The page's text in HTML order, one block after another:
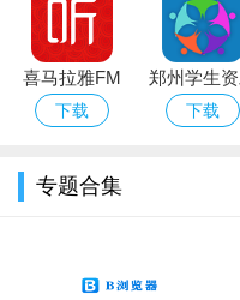
喜马拉雅FM
手机客户端
下载
郑州学生
通app下载
下载
专题合集